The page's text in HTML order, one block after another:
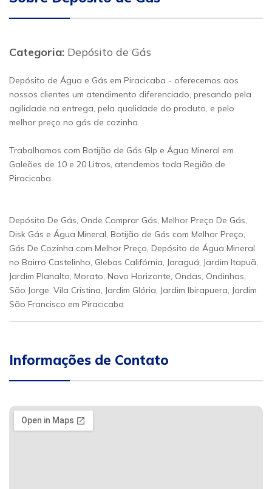
Categoria: Depósito de Gás
Depósito de Água e Gás em Piracicaba - oferecemos aos
nossos clientes um atendimento diferenciado, presando pela
agilidade na entrega, pela qualidade do produto, e pelo
melhor preço no gás de cozinha.
Trabalhamos com Botijão de Gás Glp e Água Mineral em
Galeões de 10 e 20 Litros, atendemos toda Região de
Piracicaba.
Depósito De Gás, Onde Comprar Gás, Melhor Preço De Gás,
Disk Gás e Água Mineral, Botijão de Gás com Melhor Preço,
Gás De Cozinha com Melhor Preço, Depósito de Água Mineral
no Bairro Castelinho, Glebas Califórnia, Jaraguá, Jardim Itapuã,
Jardim Planalto, Morato, Novo Horizonte, Ondas, Ondinhas,
São Jorge, Vila Cristina, Jardim Glória, Jardim Ibirapuera, Jardim
São Francisco em Piracicaba
Informações de Contato